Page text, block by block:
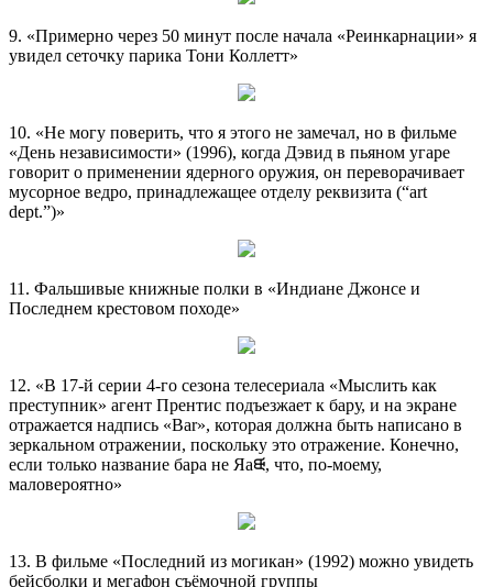
9. «Примерно через 50 минут после начала «Реинкарнации» я
увидел сеточку парика Тони Коллетт»
10. «Не могу поверить, что я этого не замечал, но в фильме
«День независимости» (1996), когда Дэвид в пьяном угаре
говорит о применении ядерного оружия, он переворачивает
мусорное ведро, принадлежащее отделу реквизита (“art
dept.”)»
11. Фальшивые книжные полки в «Индиане Джонсе и
Последнем крестовом походе»
12. «В 17-й серии 4-го сезона телесериала «Мыслить как
преступник» агент Прентис подъезжает к бару, и на экране
отражается надпись «Bar», которая должна быть написано в
зеркальном отражении, поскольку это отражение. Конечно,
если только название бара не Яaᙠ, что, по-моему,
маловероятно»
13. В фильме «Последний из могикан» (1992) можно увидеть
бейсболки и мегафон съёмочной группы